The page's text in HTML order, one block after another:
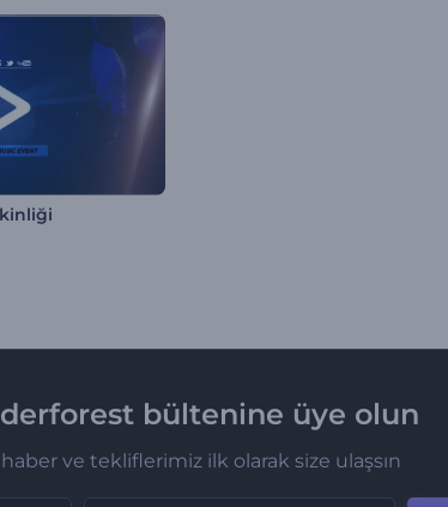
bültenine üye olun
ve tekliflerimiz ilk olarak size ulaşsın